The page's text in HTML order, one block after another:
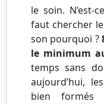
le soin. N’est-
faut chercher
son pourquoi ?
le minimum
temps sans
aujourd’hui,
bien